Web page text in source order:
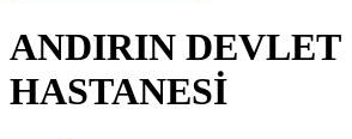
ANDIRIN DEVLET
HASTANESİ